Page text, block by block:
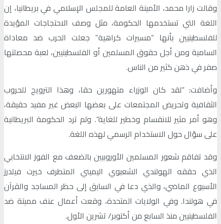
وقالت زارا محمد، الأمينة العامة للمجلس الإسلامي في بريطانيا، إن
اللغة التي تستخدمها الحكومة، مثل وصف الاحتجاجات المؤيدة
للفلسطينيين بأنها “مسيرات كراهية” جعلت الحرب ضد معاداة
السامية ومن أجل حقوق المسلمين أو الفلسطينيين، لعبة محصلتها
صفر في ذهن كثير من الناس.
وأضافت: “لقد كان الوزراء متهورين حقا، وهذا الترويج للحروب
الثقافية وتحريض المجتمعات على بعضها البعض غير مفيد حقيقة،
وهو أمر مثير للانقسام وخطير للغاية”. ولم ترد الحكومة البريطانية
على سؤال حول الاستخدام الرسمي لهذه اللغة.
وقد تفاقم شعور المسلمين الأوروبيين بالضعف مع الفوز الانتخابي
الذي حققه الهولندي الشعبوي اليميني المتطرف خيرت فيلدرز
الأسبوع الماضي، والذي دعا في السابق إلى حظر المساجد والقرآن
في هولندا. وفي الولايات المتحدة، وقعت أعمال عنف مميتة ضد
الفلسطينيين منذ السابع من أكتوبر/ تشرين الأول.